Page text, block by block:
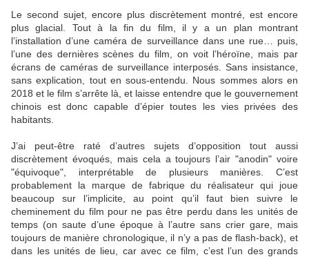
Le second sujet, encore plus discrètement montré, est encore
plus glacial. Tout à la fin du film, il y a un plan montrant
l’installation d’une caméra de surveillance dans une rue… puis,
l’une des dernières scènes du film, on voit l’héroïne, mais par
écrans de caméras de surveillance interposés. Sans insistance,
sans explication, tout en sous-entendu. Nous sommes alors en
2018 et le film s’arrête là, et laisse entendre que le gouvernement
chinois est donc capable d’épier toutes les vies privées des
habitants.
J’ai peut-être raté d’autres sujets d’opposition tout aussi
discrètement évoqués, mais cela a toujours l’air "anodin" voire
"équivoque", interprétable de plusieurs manières. C’est
probablement la marque de fabrique du réalisateur qui joue
beaucoup sur l’implicite, au point qu’il faut bien suivre le
cheminement du film pour ne pas être perdu dans les unités de
temps (on saute d’une époque à l’autre sans crier gare, mais
toujours de manière chronologique, il n’y a pas de flash-back), et
dans les unités de lieu, car avec ce film, c’est l’un des grands